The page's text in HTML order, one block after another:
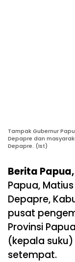
Tampak Gubernur
Depapre dan
Depapre. (Ist)
Berita
Papua,
Depapre,
pusat
Provinsi
(kepala
setempat.